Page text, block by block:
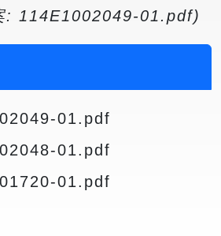
: 114E1002049-01.pdf)
01.pdf
01.pdf
01.pdf